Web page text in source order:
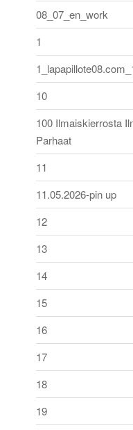
08_07_en_work
1
10
100 Ilmaiskierrosta
Parhaat
11
11.05.2026-pin up
12
13
14
15
16
17
18
19